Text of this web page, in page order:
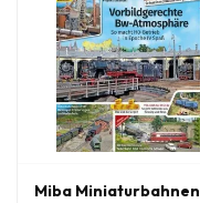
Miba Miniaturbahnen